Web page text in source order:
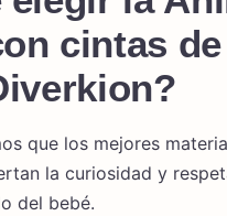
cintas de
que los mejores
la curiosidad y
del bebé.